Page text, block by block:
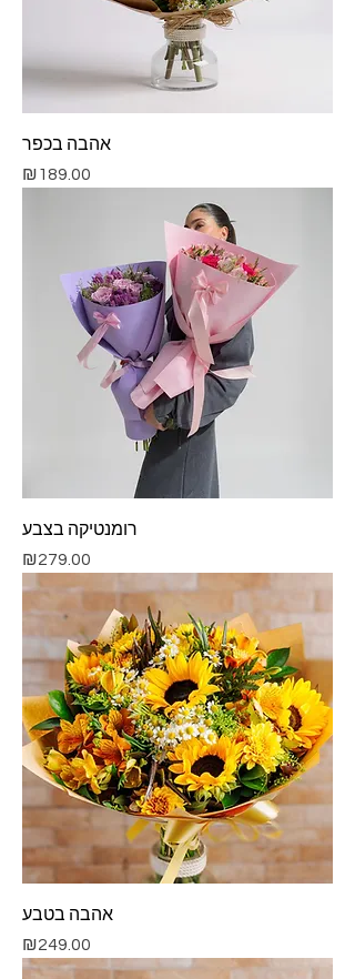
אהבה בכפר
Price
₪189.00
רומנטיקה בצבע
Price
₪279.00
אהבה בטבע
Price
₪249.00